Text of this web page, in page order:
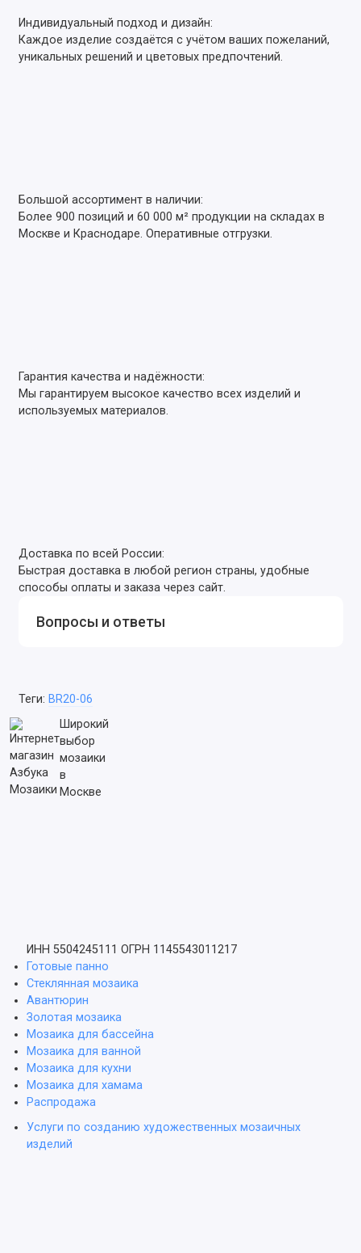
Индивидуальный подход и дизайн:
Каждое изделие создаётся с учётом ваших пожеланий,
уникальных решений и цветовых предпочтений.
Большой ассортимент в наличии:
Более 900 позиций и 60 000 м² продукции на складах в
Москве и Краснодаре. Оперативные отгрузки.
Гарантия качества и надёжности:
Мы гарантируем высокое качество всех изделий и
используемых материалов.
Доставка по всей России:
Быстрая доставка в любой регион страны, удобные
способы оплаты и заказа через сайт.
Вопросы и ответы
Теги: BR20-06
Широкий
выбор
мозаики
в
Москве
ИНН 5504245111 ОГРН 1145543011217
Готовые панно
Стеклянная мозаика
Авантюрин
Золотая мозаика
Мозаика для бассейна
Мозаика для ванной
Мозаика для кухни
Мозаика для хамама
Распродажа
Услуги по созданию художественных мозаичных
изделий